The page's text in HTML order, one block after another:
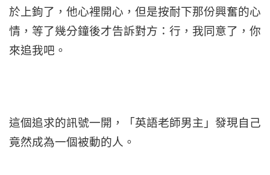
於上鉤了，他心裡開心，但是按耐下那份興奮的心
情，等了幾分鐘後才告訴對方：行，我同意了，你
來追我吧。
這個追求的訊號一開，「英語老師男主」發現自己
竟然成為一個被動的人。